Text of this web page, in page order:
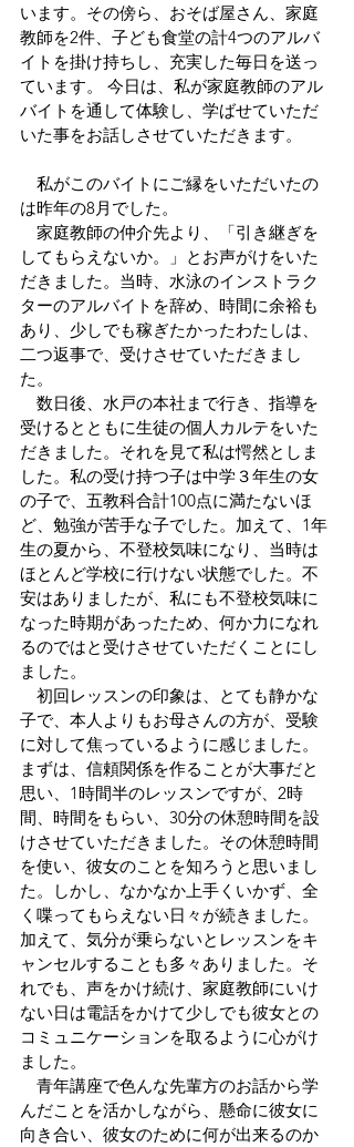
います。その傍ら、おそば屋さん、家庭
教師を2件、子ども食堂の計4つのアルバ
イトを掛け持ちし、充実した毎日を送っ
ています。 今日は、私が家庭教師のアル
バイトを通して体験し、学ばせていただ
いた事をお話しさせていただきます。
私がこのバイトにご縁をいただいたの
は昨年の8月でした。
家庭教師の仲介先より、「引き継ぎを
してもらえないか。」とお声がけをいた
だきました。当時、水泳のインストラク
ターのアルバイトを辞め、時間に余裕も
あり、少しでも稼ぎたかったわたしは、
二つ返事で、受けさせていただきまし
た。
数日後、水戸の本社まで行き、指導を
受けるとともに生徒の個人カルテをいた
だきました。それを見て私は愕然としま
した。私の受け持つ子は中学３年生の女
の子で、五教科合計100点に満たないほ
ど、勉強が苦手な子でした。加えて、1年
生の夏から、不登校気味になり、当時は
ほとんど学校に行けない状態でした。不
安はありましたが、私にも不登校気味に
なった時期があったため、何か力になれ
るのではと受けさせていただくことにし
ました。
初回レッスンの印象は、とても静かな
子で、本人よりもお母さんの方が、受験
に対して焦っているように感じました。
まずは、信頼関係を作ることが大事だと
思い、1時間半のレッスンですが、2時
間、時間をもらい、30分の休憩時間を設
けさせていただきました。その休憩時間
を使い、彼女のことを知ろうと思いまし
た。しかし、なかなか上手くいかず、全
く喋ってもらえない日々が続きました。
加えて、気分が乗らないとレッスンをキ
ャンセルすることも多々ありました。そ
れでも、声をかけ続け、家庭教師にいけ
ない日は電話をかけて少しでも彼女との
コミュニケーションを取るように心がけ
ました。
青年講座で色んな先輩方のお話から学
んだことを活かしながら、懸命に彼女に
向き合い、彼女のために何が出来るのか